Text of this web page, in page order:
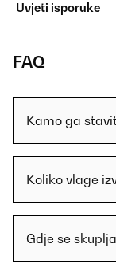
Uvjeti isporuke
FAQ
Kamo ga
Koliko vlage
Gdje se